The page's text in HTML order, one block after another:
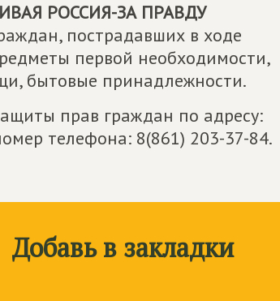
РОССИЯ-ЗА ПРАВДУ
пострадавших в ходе
первой необходимости,
бытовые принадлежности.
прав граждан по адресу:
телефона: 8(861) 203-37-84.
Добавь в закладки